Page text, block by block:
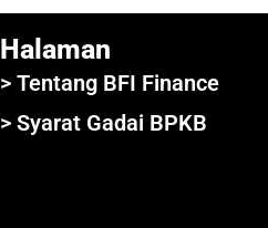
Halaman
> Tentang BFI Finance
> Syarat Gadai BPKB